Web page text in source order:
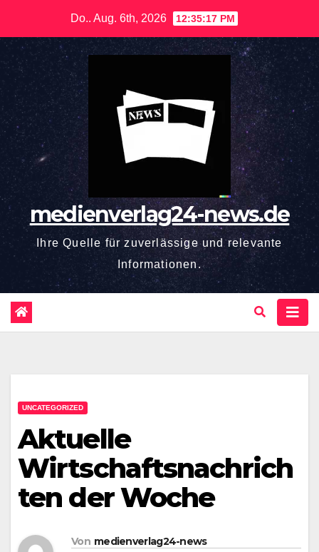
springen
Do.. Aug. 6th, 2026 12:35:18 PM
medienverlag24-news.de
Ihre Quelle für zuverlässige und relevante
Informationen.
UNCATEGORIZED
Aktuelle
Wirtschaftsnachrich
ten der Woche
Von medienverlag24-news